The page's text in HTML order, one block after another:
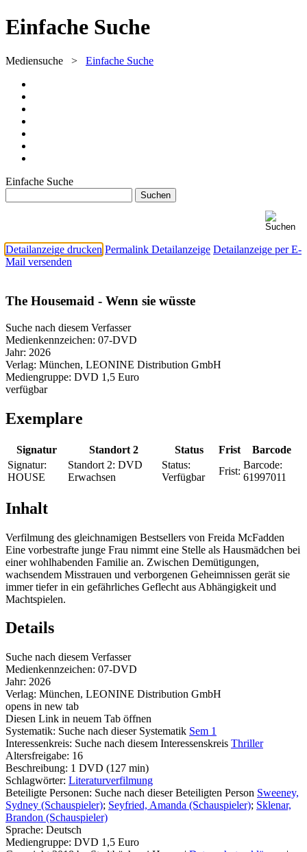
Einfache Suche
Mediensuche > Einfache Suche
Einfache Suche
Detailanzeige drucken Permalink Detailanzeige Detailanzeige per E-
Mail versenden
The Housemaid - Wenn sie wüsste
Suche nach diesem Verfasser
Medienkennzeichen: 07-DVD
Jahr: 2026
Verlag: München, LEONINE Distribution GmbH
Mediengruppe: DVD 1,5 Euro
verfügbar
Exemplare
Signatur Standort 2 Status Frist
Barcode
Signatur:
HOUSE
Standort 2: DVD
Erwachsen
Status:
Verfügbar
Frist:
Barcode:
61997011
Inhalt
Verfilmung des gleichnamigen Bestsellers von Freida McFadden
Eine vorbestrafte junge Frau nimmt eine Stelle als Hausmädchen bei
einer wohlhabenden Familie an. Zwischen Demütigungen,
wachsendem Misstrauen und verborgenen Geheimnissen gerät sie
immer tiefer in ein gefährliches Geflecht aus Abhängigkeit und
Machtspielen.
Details
Suche nach diesem Verfasser
Medienkennzeichen: 07-DVD
Jahr: 2026
Verlag: München, LEONINE Distribution GmbH
opens in new tab
Diesen Link in neuem Tab öffnen
Systematik: Suche nach dieser Systematik Sem 1
Interessenkreis: Suche nach diesem Interessenskreis Thriller
Altersfreigabe: 16
Beschreibung: 1 DVD (127 min)
Schlagwörter: Literaturverfilmung
Beteiligte Personen: Suche nach dieser Beteiligten Person Sweeney,
Sydney (Schauspieler); Seyfried, Amanda (Schauspieler); Sklenar,
Brandon (Schauspieler)
Sprache: Deutsch
Mediengruppe: DVD 1,5 Euro